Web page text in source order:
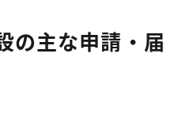
の主な申請・届